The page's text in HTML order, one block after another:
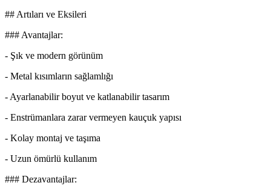
## Artıları ve Eksileri
### Avantajlar:
- Şık ve modern görünüm
- Metal kısımların sağlamlığı
- Ayarlanabilir boyut ve katlanabilir tasarım
- Enstrümanlara zarar vermeyen kauçuk yapısı
- Kolay montaj ve taşıma
- Uzun ömürlü kullanım
### Dezavantajlar: